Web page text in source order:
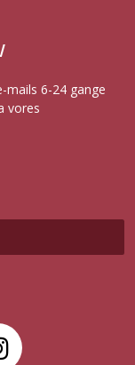
mails 6-24 gange
vores